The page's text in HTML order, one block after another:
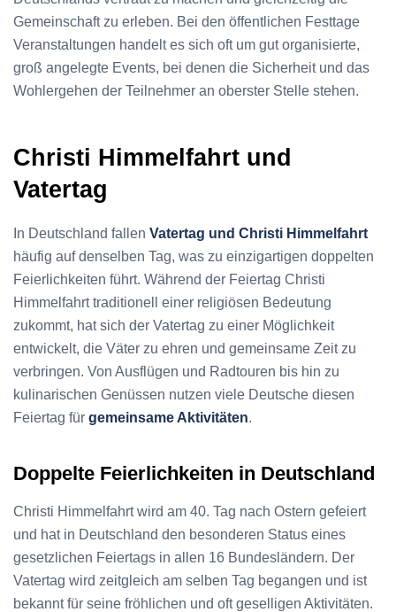
Gemeinschaft zu erleben. Bei den öffentlichen Festtage
Veranstaltungen handelt es sich oft um gut organisierte,
groß angelegte Events, bei denen die Sicherheit und das
Wohlergehen der Teilnehmer an oberster Stelle stehen.
Christi Himmelfahrt und
Vatertag
In Deutschland fallen Vatertag und Christi Himmelfahrt
häufig auf denselben Tag, was zu einzigartigen doppelten
Feierlichkeiten führt. Während der Feiertag Christi
Himmelfahrt traditionell einer religiösen Bedeutung
zukommt, hat sich der Vatertag zu einer Möglichkeit
entwickelt, die Väter zu ehren und gemeinsame Zeit zu
verbringen. Von Ausflügen und Radtouren bis hin zu
kulinarischen Genüssen nutzen viele Deutsche diesen
Feiertag für gemeinsame Aktivitäten.
Doppelte Feierlichkeiten in Deutschland
Christi Himmelfahrt wird am 40. Tag nach Ostern gefeiert
und hat in Deutschland den besonderen Status eines
gesetzlichen Feiertags in allen 16 Bundesländern. Der
Vatertag wird zeitgleich am selben Tag begangen und ist
bekannt für seine fröhlichen und oft geselligen Aktivitäten.